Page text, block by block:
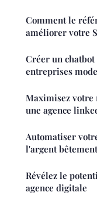
Comment le
améliorer votre
Créer un
entreprises
Maximisez votre
une agence
Automatiser
l'argent bêtement
Révélez le
agence digitale